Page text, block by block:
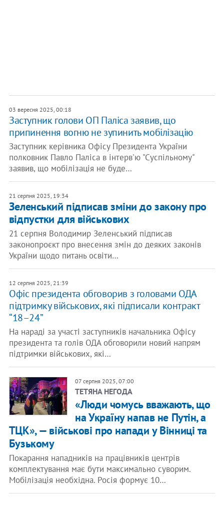
03 вересня 2025, 00:18
Заступник голови ОП Паліса заявив, що
припинення вогню не зупинить мобілізацію
Заступник керівника Офісу Президента України
полковник Павло Паліса в інтерв'ю "Суспільному"
заявив, що мобілізація не буде…
21 серпня 2025, 19:34
Зеленський підписав зміни до закону про
відпустки для військових
21 серпня Володимир Зеленський підписав
законопроєкт про внесення змін до деяких законів
України щодо питань освіти…
12 серпня 2025, 21:39
Офіс президента обговорив з головами ОДА
підтримку військових, які підписали контракт
“18–24”
На нараді за участі заступників начальника Офісу
президента та голів ОДА обговорили новий напрям
підтримки військових, які…
07 серпня 2025, 07:00
ТЕТЯНА НЕГОДА
«Люди чомусь вважають, що
на Україну напав не Путін, а
ТЦК», — військові про напади у Вінниці та
Бузькому
Покарання нападників на працівників центрів
комплектування має бути максимально суворим.
Мобілізація необхідна. Росія формує 10…